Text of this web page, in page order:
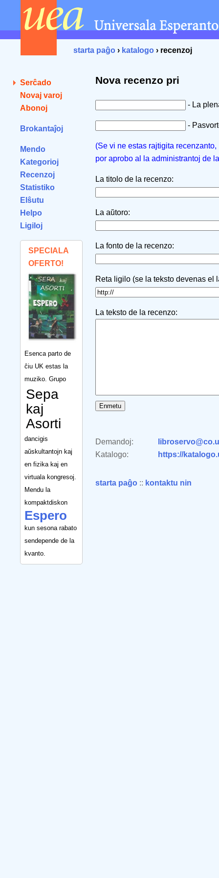
starta paĝo › katalogo › recenzoj
Serĉado
Novaj varoj
Abonoj
Brokantaĵoj
Mendo
Kategorioj
Recenzoj
Statistiko
Elŝutu
Helpo
Ligiloj
SPECIALA
OFERTO!
Esenca parto de
ĉiu UK estas la
muziko. Grupo
Sepa
kaj
Asorti
dancigis
aŭskultantojn kaj
en fizika kaj en
virtuala kongresoj.
Mendu la
kompaktdiskon
Espero
kun sesona rabato
sendepende de la
kvanto.
Nova recenzo pri
- La
-
(Se vi ne estas rajtigita
por aprobo al la administrantoj de
La titolo de la recenzo:
La aŭtoro:
La fonto de la recenzo:
Reta ligilo (se la teksto devenas el
La teksto de la recenzo:
Demandoj:
Katalogo:
https://
starta paĝo :: kontaktu nin